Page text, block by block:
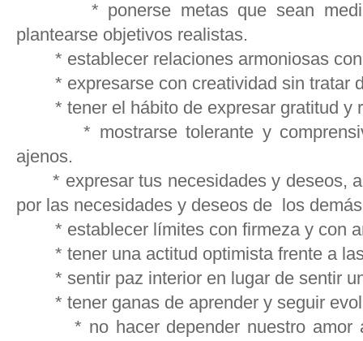
* ponerse metas que sean
plantearse objetivos realistas.
* establecer relaciones armoniosas con
* expresarse con creatividad sin tratar
* tener el hábito de expresar gratitud y
* mostrarse tolerante y
ajenos.
* expresar tus necesidades y deseos,
por las necesidades y deseos de los
* establecer límites con firmeza y con
* tener una actitud optimista frente a
* sentir paz interior en lugar de sentir
* tener ganas de aprender y seguir
* no hacer depender nuestro amor a